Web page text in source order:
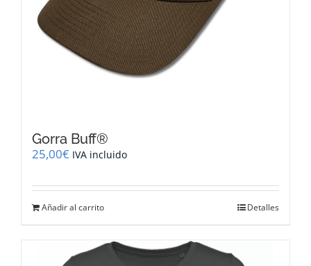
Gorra Buff®
25,00€ IVA incluido
Añadir al carrito Detalles